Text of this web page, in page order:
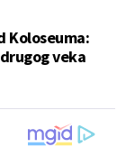
Koloseuma:
veka